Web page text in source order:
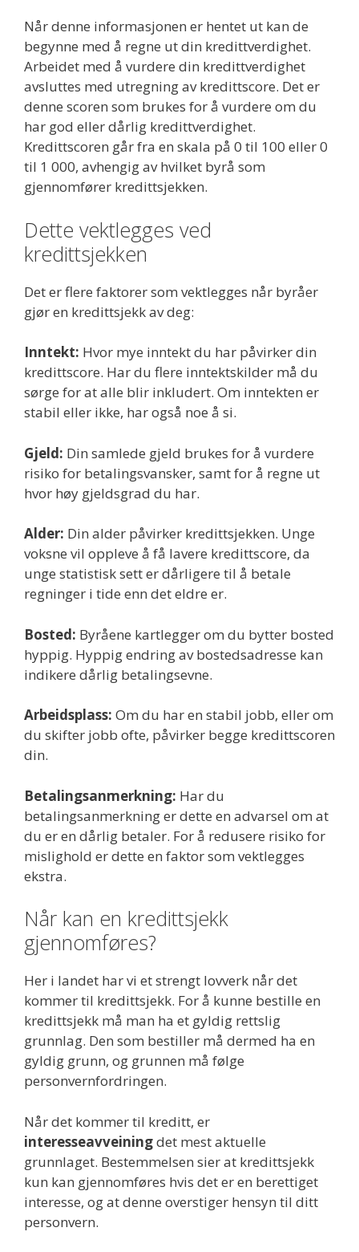
Når denne informasjonen er hentet ut kan de
begynne med å regne ut din kredittverdighet.
Arbeidet med å vurdere din kredittverdighet
avsluttes med utregning av kredittscore. Det er
denne scoren som brukes for å vurdere om du
har god eller dårlig kredittverdighet.
Kredittscoren går fra en skala på 0 til 100 eller 0
til 1 000, avhengig av hvilket byrå som
gjennomfører kredittsjekken.
Dette vektlegges ved
kredittsjekken
Det er flere faktorer som vektlegges når byråer
gjør en kredittsjekk av deg:
Inntekt: Hvor mye inntekt du har påvirker din
kredittscore. Har du flere inntektskilder må du
sørge for at alle blir inkludert. Om inntekten er
stabil eller ikke, har også noe å si.
Gjeld: Din samlede gjeld brukes for å vurdere
risiko for betalingsvansker, samt for å regne ut
hvor høy gjeldsgrad du har.
Alder: Din alder påvirker kredittsjekken. Unge
voksne vil oppleve å få lavere kredittscore, da
unge statistisk sett er dårligere til å betale
regninger i tide enn det eldre er.
Bosted: Byråene kartlegger om du bytter bosted
hyppig. Hyppig endring av bostedsadresse kan
indikere dårlig betalingsevne.
Arbeidsplass: Om du har en stabil jobb, eller om
du skifter jobb ofte, påvirker begge kredittscoren
din.
Betalingsanmerkning: Har du
betalingsanmerkning er dette en advarsel om at
du er en dårlig betaler. For å redusere risiko for
mislighold er dette en faktor som vektlegges
ekstra.
Når kan en kredittsjekk
gjennomføres?
Her i landet har vi et strengt lovverk når det
kommer til kredittsjekk. For å kunne bestille en
kredittsjekk må man ha et gyldig rettslig
grunnlag. Den som bestiller må dermed ha en
gyldig grunn, og grunnen må følge
personvernfordringen.
Når det kommer til kreditt, er
interesseavveiningdet mest aktuelle
grunnlaget. Bestemmelsen sier at kredittsjekk
kun kan gjennomføres hvis det er en berettiget
interesse, og at denne overstiger hensyn til ditt
personvern.